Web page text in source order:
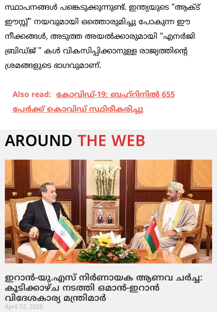
സ്ഥാപനങ്ങൾ പങ്കെടുക്കുന്നുണ്ട്. ഇന്ത്യയുടെ “ആക്ട്
ഈസ്റ്റ്” നയവുമായി ഒത്തൊരുമിച്ചു പോകുന്ന ഈ
നീക്കങ്ങൾ, അടുത്ത അയൽക്കാരുമായി “എനർജി
ബ്രിഡ്ജ് ” കൾ വികസിപ്പിക്കാനുള്ള രാജ്യത്തിന്‍റെ
ശ്രമങ്ങളുടെ ഭാഗവുമാണ്.
Also read: കോവിഡ്-19: ബഹ്റിനില്‍ 655
പേര്‍ക്ക് കൊവിഡ് സ്ഥിരീകരിച്ചു
AROUND THE WEB
ഇറാൻ-യു.എസ് നിർണായക ആണവ ചർച്ച:
കൂടിക്കാഴ്ച നടത്തി ഒമാൻ-ഇറാൻ
വിദേശകാര്യ മന്ത്രിമാർ
April 12, 2025